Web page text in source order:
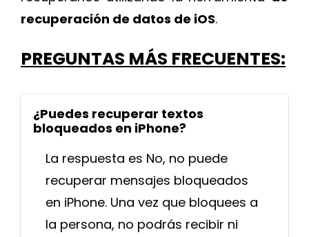
recuperación de datos de iOS.
PREGUNTAS MÁS FRECUENTES:
¿Puedes recuperar textos
bloqueados en iPhone?
La respuesta es No, no puede
recuperar mensajes bloqueados
en iPhone. Una vez que bloquees a
la persona, no podrás recibir ni